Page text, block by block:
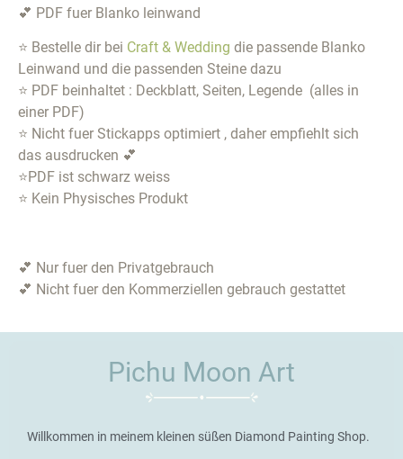
💕 PDF fuer Blanko leinwand
⭐ Bestelle dir bei Craft & Wedding die passende Blanko
Leinwand und die passenden Steine dazu
⭐ PDF beinhaltet : Deckblatt, Seiten, Legende (alles in
einer PDF)
⭐ Nicht fuer Stickapps optimiert , daher empfiehlt sich
das ausdrucken 💕
⭐PDF ist schwarz weiss
⭐ Kein Physisches Produkt
💕 Nur fuer den Privatgebrauch
💕 Nicht fuer den Kommerziellen gebrauch gestattet
Pichu Moon Art
Willkommen in meinem kleinen süßen Diamond Painting Shop.